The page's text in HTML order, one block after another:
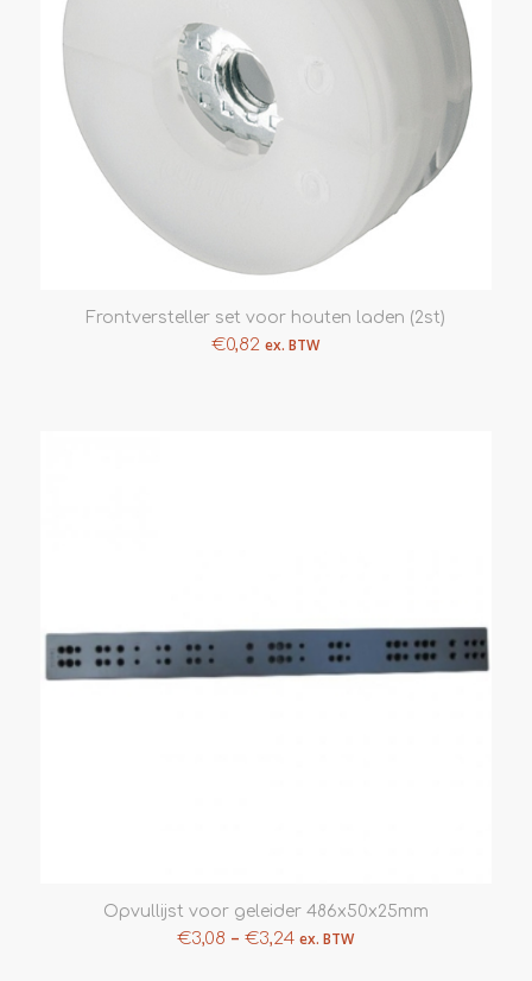
Frontversteller set voor houten laden (2st)
€0,82 ex. BTW
Opvullijst voor geleider 486x50x25mm
€3,08 –€3,24 ex. BTW